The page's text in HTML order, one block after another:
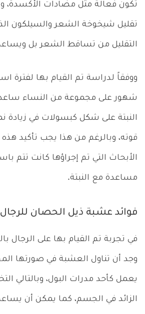
تكون فعالة مثل مضادات الأكسدة،
تقليل شيخوخة الشعر والسيلكون
التقليل من تساقط الشعر بل
شهور على مجموعة من النساء
النبتة على شكل كبسولات في زيادة
قوته، وبالرغم من هذا يجب تأكيد هذه
الأبحاث التي تم إجراؤها كانت تتم
مساعدة مع النبتة.
فوائد عشبة ذيل الحصان للرجال
وجد أن تناول العشبة في صورتها
يعمل كأحد مدرات البول، وبالتالي
الزائد في الجسم، كما يمكن أن